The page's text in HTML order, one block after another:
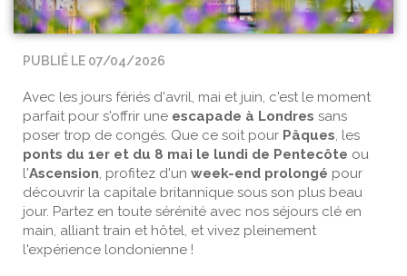
PUBLIÉ LE 07/04/2026
Avec les jours fériés d'avril, mai et juin, c'est le moment
parfait pour s'offrir une escapade à Londres sans
poser trop de congés. Que ce soit pour Pâques, les
ponts du 1er et du 8 mai le lundi de Pentecôte ou
l'Ascension, profitez d'un week-end prolongé pour
découvrir la capitale britannique sous son plus beau
jour. Partez en toute sérénité avec nos séjours clé en
main, alliant train et hôtel, et vivez pleinement
l'expérience londonienne !